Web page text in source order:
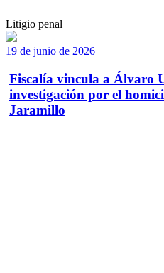
Litigio penal
19 de junio de 2026
Fiscalía vincula a Álvaro
investigación por el
Jaramillo